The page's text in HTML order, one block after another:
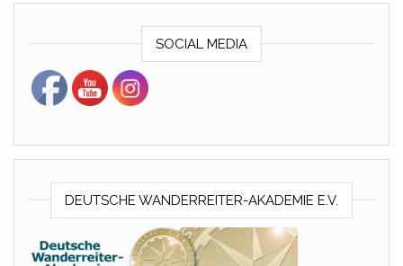
SOCIAL MEDIA
DEUTSCHE WANDERREITER-AKADEMIE E.V.